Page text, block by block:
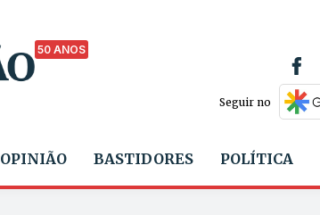
50 ANOS
Seguir no
OPINIÃO BASTIDORES POLÍTICA